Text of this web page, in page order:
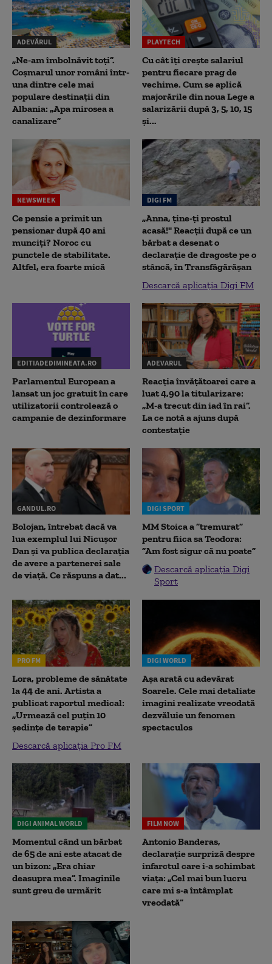
ADEVĂRUL
„Ne-am îmbolnăvit toți”.
Coșmarul unor români într-
una dintre cele mai
populare destinații din
Albania: „Apa mirosea a
canalizare”
PLAYTECH
Cu cât îți crește salariul
pentru fiecare prag de
vechime. Cum se aplică
majorările din noua Lege a
salarizării după 3, 5, 10, 15
și...
NEWSWEEK
Ce pensie a primit un
pensionar după 40 ani
munciți? Noroc cu
punctele de stabilitate.
Altfel, era foarte mică
DIGI FM
„Anna, ţine-ţi prostul
acasă!" Reacţii după ce un
bărbat a desenat o
declaraţie de dragoste pe o
stâncă, în Transfăgărăşan
Descarcă aplicația Digi FM
EDITIADEDIMINEATA.RO
Parlamentul European a
lansat un joc gratuit în care
utilizatorii controlează o
campanie de dezinformare
ADEVARUL
Reacția învățătoarei care a
luat 4,90 la titularizare:
„M-a trecut din iad în rai”.
La ce notă a ajuns după
contestație
GANDUL.RO
Bolojan, întrebat dacă va
lua exemplul lui Nicușor
Dan și va publica declarația
de avere a partenerei sale
de viață. Ce răspuns a dat...
DIGI SPORT
MM Stoica a ”tremurat”
pentru fiica sa Teodora:
”Am fost sigur că nu poate”
Descarcă aplicația Digi
Sport
PRO FM
Lora, probleme de sănătate
la 44 de ani. Artista a
publicat raportul medical:
„Urmează cel puțin 10
ședințe de terapie”
Descarcă aplicația Pro FM
DIGI WORLD
Așa arată cu adevărat
Soarele. Cele mai detaliate
imagini realizate vreodată
dezvăluie un fenomen
spectaculos
DIGI ANIMAL WORLD
Momentul când un bărbat
de 65 de ani este atacat de
un bizon: „Era chiar
deasupra mea”. Imaginile
sunt greu de urmărit
FILM NOW
Antonio Banderas,
declarație surpriză despre
infarctul care i-a schimbat
viața: „Cel mai bun lucru
care mi s-a întâmplat
vreodată”